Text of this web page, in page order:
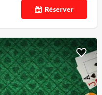
Réserver